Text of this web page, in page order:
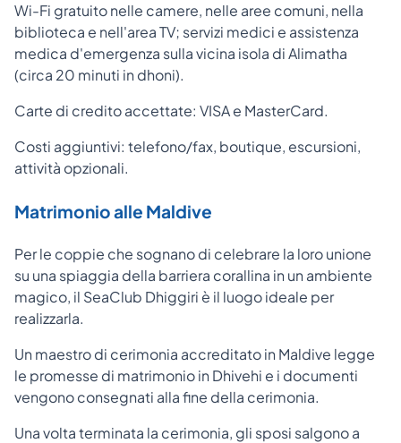
Wi-Fi gratuito nelle camere, nelle aree comuni, nella
biblioteca e nell'area TV; servizi medici e assistenza
medica d'emergenza sulla vicina isola di Alimatha
(circa 20 minuti in dhoni).
Carte di credito accettate: VISA e MasterCard.
Costi aggiuntivi: telefono/fax, boutique, escursioni,
attività opzionali.
Matrimonio alle Maldive
Per le coppie che sognano di celebrare la loro unione
su una spiaggia della barriera corallina in un ambiente
magico, il SeaClub Dhiggiri è il luogo ideale per
realizzarla.
Un maestro di cerimonia accreditato in Maldive legge
le promesse di matrimonio in Dhivehi e i documenti
vengono consegnati alla fine della cerimonia.
Una volta terminata la cerimonia, gli sposi salgono a